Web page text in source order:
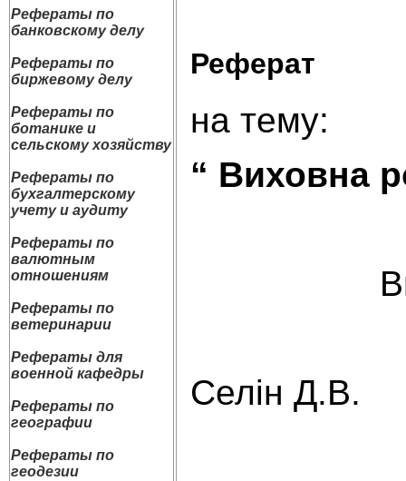
Рефераты по
банковскому делу
Рефераты по
биржевому делу
Рефераты по
ботанике и
сельскому хозяйству
Рефераты по
бухгалтерскому
учету и аудиту
Рефераты по
валютным
отношениям
Рефераты по
ветеринарии
Рефераты для
военной кафедры
Рефераты по
географии
Рефераты по
геодезии
Реферат
на тему:
“ Виховна
Селін Д.В.